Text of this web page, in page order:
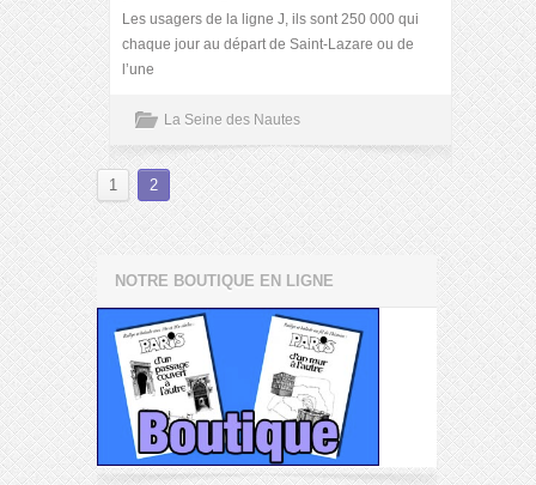
Les usagers de la ligne J, ils sont 250 000 qui
chaque jour au départ de Saint-Lazare ou de
l’une
La Seine des Nautes
1 2
NOTRE BOUTIQUE EN LIGNE